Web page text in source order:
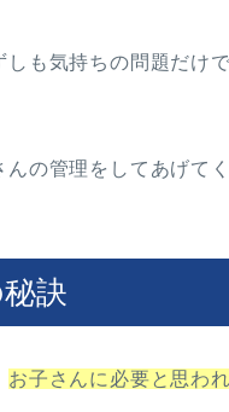
も気持ちの問題だけで
の管理をしてあげてく
訣
お子さんに必要と思われ